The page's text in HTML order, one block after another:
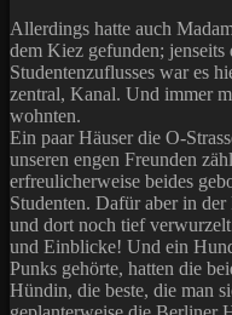
Allerdings hatte auch
dem Kiez gefunden; jenseits
Studentenzuflusses war es
zentral, Kanal. Und immer
wohnten.
Ein paar Häuser die O-
unseren engen Freunden
erfreulicherweise beides
Studenten. Dafür aber in
und dort noch tief
und Einblicke! Und ein
Punks gehörte, hatten die
Hündin, die beste, die man